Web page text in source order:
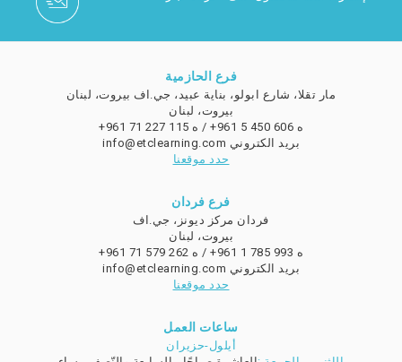
فرع الحازمية
مار تقلا، شارع ابولو، بناية عبيد، جي.اف بيروت، لبنان
بيروت، لبنان
ه / +961 5 450 606 ه +961 71 227 115
بريد الكتروني info@etclearning.com
حدد موقعنا
فرع فردان
فردان مركز ديونز، جي.اف
بيروت، لبنان
ه / +961 1 785 993 ه +961 71 579 262
بريد الكتروني info@etclearning.com
حدد موقعنا
ساعات العمل
أيلول-حزيران